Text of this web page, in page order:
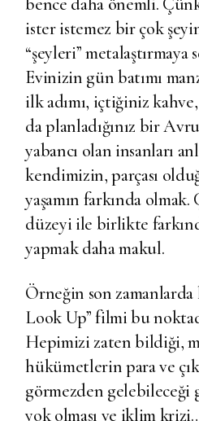
ister istemez bir çok
“şeyleri”
Evinizin gün batımı
ilk adımı, içtiğiniz
da planladığınız bir
yabancı olan insanları
kendimizin, parçası
yaşamın farkında
düzeyi ile birlikte
yapmak daha makul.
Örneğin son zamanlarda
Look Up” filmi bu
Hepimizi zaten bildiği,
hükümetlerin para ve
görmezden gelebileceği
yok olması ve iklim